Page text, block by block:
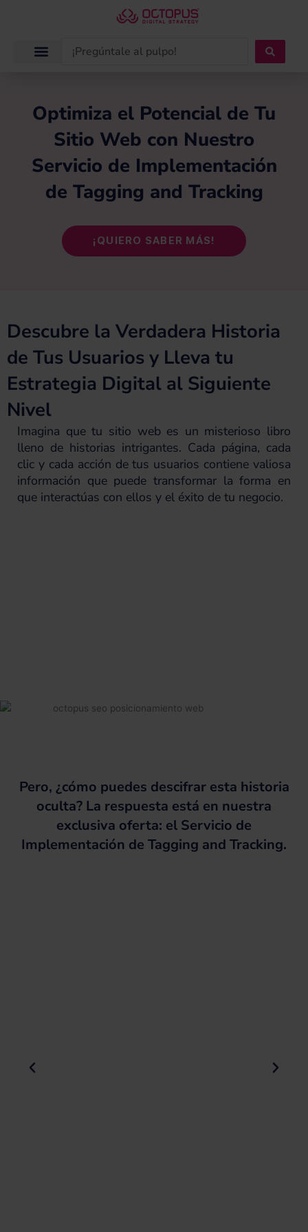
Search
Optimiza el Potencial de Tu
Sitio Web con Nuestro
Servicio de Implementación
de Tagging and Tracking
¡QUIERO SABER MÁS!
Descubre la Verdadera Historia
de Tus Usuarios y Lleva tu
Estrategia Digital al Siguiente
Nivel
Imagina que tu sitio web es un misterioso libro
lleno de historias intrigantes. Cada página, cada
clic y cada acción de tus usuarios contiene valiosa
información que puede transformar la forma en
que interactúas con ellos y el éxito de tu negocio.
Pero, ¿cómo puedes descifrar esta historia
oculta? La respuesta está en nuestra
exclusiva oferta: el Servicio de
Implementación de Tagging and Tracking.